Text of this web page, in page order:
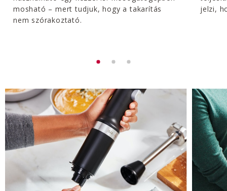
mosható – mert tudjuk, hogy a takarítás
nem szórakoztató.
jelzi,